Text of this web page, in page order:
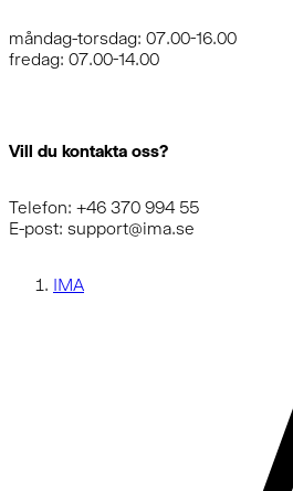
måndag-torsdag: 07.00-16.00
fredag: 07.00-14.00
Vill du kontakta oss?
Telefon: +46 370 994 55
E-post: support@ima.se
IMA